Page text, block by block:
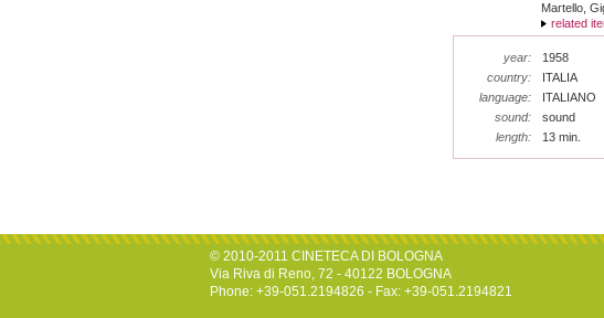
Martello,
related
year:
1958
country:
ITALIA
language:
ITALIANO
sound:
sound
length:
13 min.
© 2010-2011 CINETECA DI BOLOGNA
Via Riva di Reno, 72 - 40122 BOLOGNA
Phone: +39-051.2194826 - Fax: +39-051.2194821